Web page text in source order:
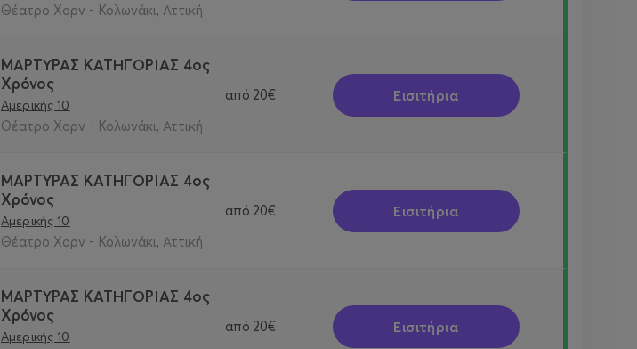
Θέατρο Χορν - Κολωνάκι, Αττική
ΜΑΡΤΥΡΑΣ ΚΑΤΗΓΟΡΙΑΣ 4ος
Χρόνος
Αμερικής 10
Θέατρο Χορν - Κολωνάκι, Αττική
από 20€ Εισιτήρια
ΜΑΡΤΥΡΑΣ ΚΑΤΗΓΟΡΙΑΣ 4ος
Χρόνος
Αμερικής 10
Θέατρο Χορν - Κολωνάκι, Αττική
από 20€ Εισιτήρια
ΜΑΡΤΥΡΑΣ ΚΑΤΗΓΟΡΙΑΣ 4ος
Χρόνος
Αμερικής 10
από 20€ Εισιτήρια